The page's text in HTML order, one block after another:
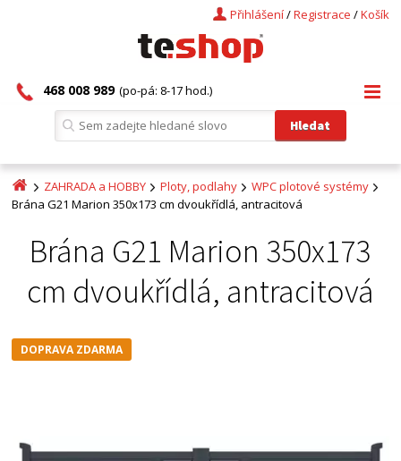
Košík
/
Registrace
/
Přihlášení
468 008 989 (po-pá: 8-17 hod.)
ZAHRADA a HOBBY Ploty, podlahy
WPC plotové systémy
Brána G21 Marion 350x173 cm dvoukřídlá, antracitová
Brána G21 Marion 350x173
cm dvoukřídlá, antracitová
DOPRAVA ZDARMA